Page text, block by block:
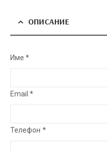
ОПИСАНИЕ
Име *
Email *
Телефон *